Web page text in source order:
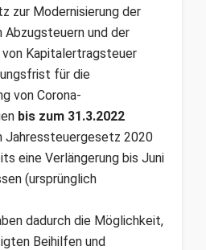
zur Modernisierung der
Abzug­steuern und der
von Kapitalertragsteuer
für die
von Corona-
bis zum 31.3.2022
Jahressteuergesetz 2020
eine Verlängerung bis Juni
(ursprünglich
dadurch die Möglichkeit,
Beihilfen und